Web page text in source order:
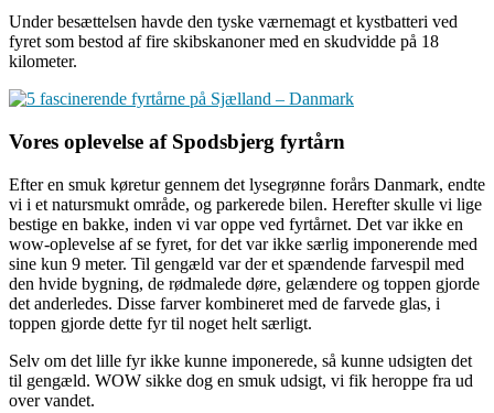
Under besættelsen havde den tyske værnemagt et kystbatteri ved
fyret som bestod af fire skibskanoner med en skudvidde på 18
kilometer.
Vores oplevelse af Spodsbjerg fyrtårn
Efter en smuk køretur gennem det lysegrønne forårs Danmark, endte
vi i et natursmukt område, og parkerede bilen. Herefter skulle vi lige
bestige en bakke, inden vi var oppe ved fyrtårnet. Det var ikke en
wow-oplevelse af se fyret, for det var ikke særlig imponerende med
sine kun 9 meter. Til gengæld var der et spændende farvespil med
den hvide bygning, de rødmalede døre, gelændere og toppen gjorde
det anderledes. Disse farver kombineret med de farvede glas, i
toppen gjorde dette fyr til noget helt særligt.
Selv om det lille fyr ikke kunne imponerede, så kunne udsigten det
til gengæld. WOW sikke dog en smuk udsigt, vi fik heroppe fra ud
over vandet.